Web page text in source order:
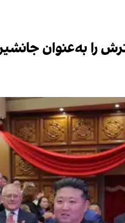
را به‌عنوان